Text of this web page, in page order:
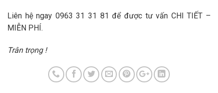
Liên hệ ngay 0963 31 31 81 để được tư vấn CHI TIẾT –
MIỄN PHÍ.
Trân trọng !